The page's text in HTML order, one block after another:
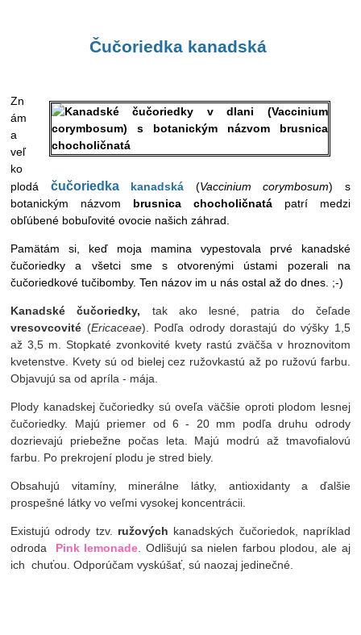
Čučoriedka kanadská
Zn
ám
a
veľ
ko
plodá čučoriedka kanadská (Vaccinium corymbosum) s
botanickým názvom brusnica chocholičnatá
patrí medzi
obľúbené bobuľovité ovocie našich záhrad.
Pamätám si, keď moja mamina vypestovala prvé kanadské
čučoriedky a všetci sme s otvorenými ústami pozerali na
čučoriedkové tučibomby. Ten názov im u nás ostal až do dnes. ;-)
Kanadské čučoriedky, tak ako lesné, patria do čeľade
vresovcovité (Ericaceae). Podľa odrody dorastajú do výšky 1,5
až 3,5 m. Stopkaté zvonkovité kvety rastú zväčša v hroznovitom
kvetenstve. Kvety sú od bielej cez ružovkastú až po ružovú farbu.
Objavujú sa od apríla - mája.
Plody kanadskej čučoriedky sú oveľa väčšie oproti plodom lesnej
čučoriedky. Majú priemer od 6 - 20 mm podľa druhu odrody
dozrievajú priebežne počas leta. Majú modrú až tmavofialovú
farbu. Po prekrojení plodu je stred biely.
Obsahujú vitamíny, minerálne látky, antioxidanty a ďalšie
prospešné látky vo veľmi vysokej koncentrácii.
Existujú odrody tzv. ružových kanadských čučoriedok, napríklad
odroda Pink lemonade . Odlišujú sa nielen farbou plodou, ale aj
ich chuťou. Odporúčam vyskúšať, sú naozaj jedinečné.